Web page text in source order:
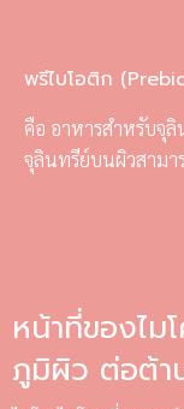
พรีไบโอติก
คือ อาหารสำหรับจุลิ
จุลินทรีย์บนผิวสามา
หน้าที่ของไม
ภูมิผิว ต่อต้